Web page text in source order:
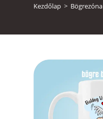
Kezdőlap > Bögrezóna